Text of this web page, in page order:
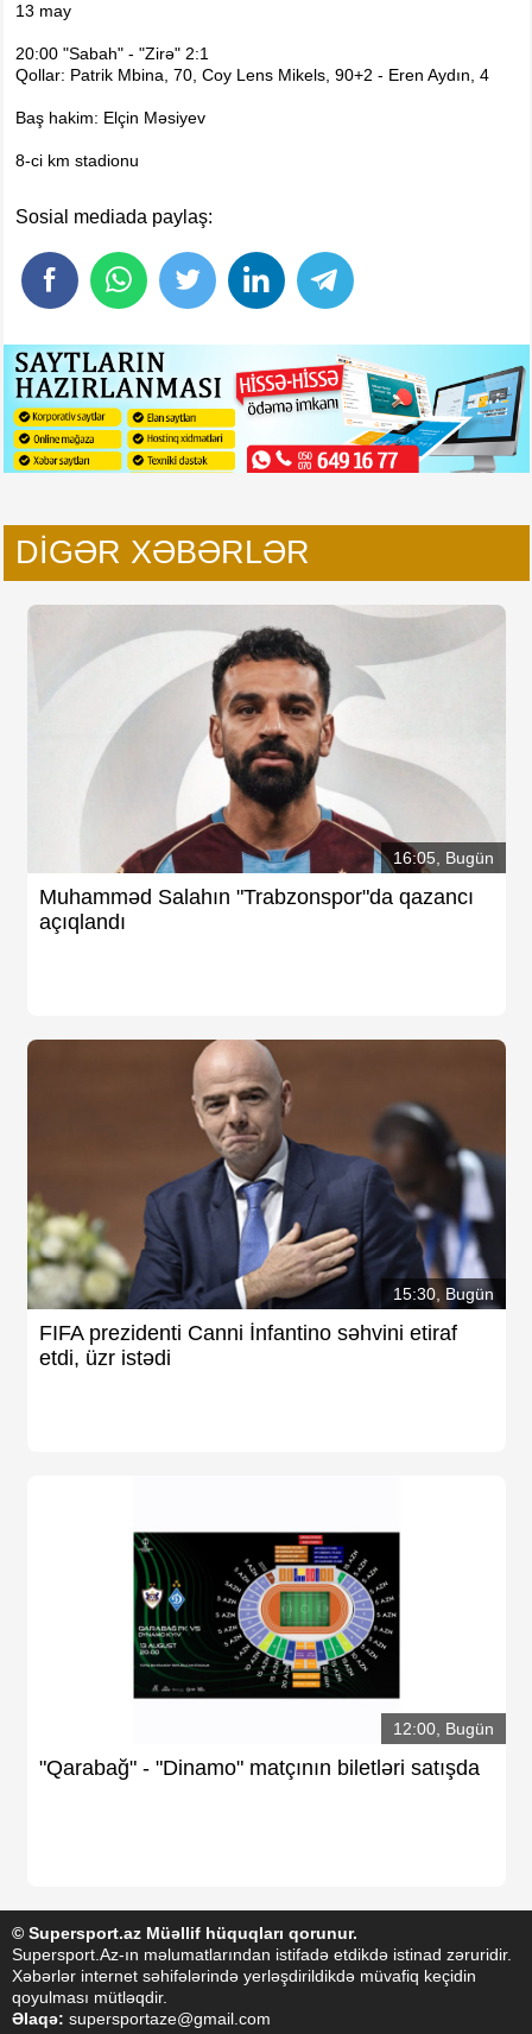
Dünya Kuboku - 2018
İslamiada-2017
Su İdman növləri
Tokio-2020
İslamiada-2021
Dünya Kuboku-2022
13 may
20:00 "Sabah" - "Zirə" 2:1
Qollar: Patrik Mbina, 70, Coy Lens Mikels, 90+2 - Eren Aydın, 4
Baş hakim: Elçin Məsiyev
8-ci km stadionu
Sosial mediada paylaş:
DIGƏR XƏBƏRLƏR
16:05, Bugün
Muhamməd Salahın "Trabzonspor"da qazancı
açıqlandı
15:30, Bugün
FIFA prezidenti Canni İnfantino səhvini etiraf
etdi, üzr istədi
12:00, Bugün
"Qarabağ" - "Dinamo" matçının biletləri satışda
© Supersport.az Müəllif hüquqları qorunur.
Supersport.Az-ın məlumatlarından istifadə etdikdə istinad zəruridir.
Xəbərlər internet səhifələrində yerləşdirildikdə müvafiq keçidin
qoyulması mütləqdir.
Əlaqə: supersportaze@gmail.com